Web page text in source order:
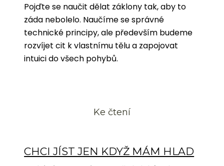
Pojďte se naučit dělat záklony tak, aby to
záda nebolelo. Naučíme se správné
technické principy, ale především budeme
rozvíjet cit k vlastnímu tělu a zapojovat
intuici do všech pohybů.
Ke čtení
CHCI JÍST JEN KDYŽ MÁM HLAD